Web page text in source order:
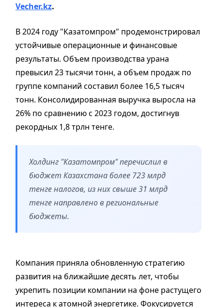
Vecher.kz.
В 2024 году "Казатомпром" продемонстрировал
устойчивые операционные и финансовые
результаты. Объем производства урана
превысил 23 тысячи тонн, а объем продаж по
группе компаний составил более 16,5 тысяч
тонн. Консолидированная выручка выросла на
26% по сравнению с 2023 годом, достигнув
рекордных 1,8 трлн тенге.
Холдинг "Казатомпром" перечислил в
бюджет Казахстана более 723 млрд
тенге налогов, из них свыше 31 млрд
тенге направлено в региональные
бюджеты.
Компания приняла обновленную стратегию
развития на ближайшие десять лет, чтобы
укрепить позиции компании на фоне растущего
интереса к атомной энергетике. Фокусируется